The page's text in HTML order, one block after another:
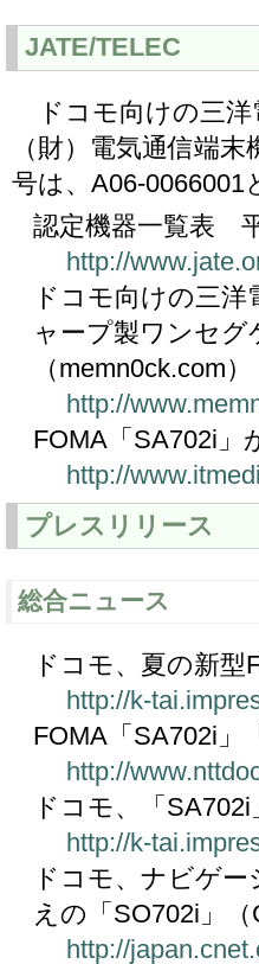
JATE/TELEC
ドコモ向けの三洋
（財）電気通信端
号は、A06-0066001
認定機器一覧表
http://
ドコモ向けの三
ャープ製ワンセグ
（memn0ck.com）
http://
FOMA「SA702i」
http://
プレスリリース
総合ニュース
ドコモ、夏の新
http://k-
FOMA「SA702i」
http://
ドコモ、「
http://k-
ドコモ、ナビゲ
えの「SO702i」（
http://